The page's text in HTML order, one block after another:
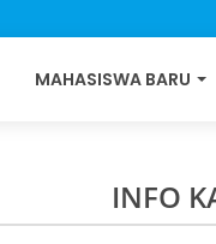
MAHASISWA BARU
INFO